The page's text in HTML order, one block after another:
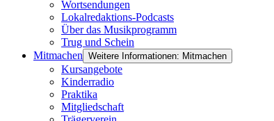
Wortsendungen
Lokalredaktions-Podcasts
Über das Musikprogramm
Trug und Schein
Mitmachen Weitere Informationen: Mitmachen
Kursangebote
Kinderradio
Praktika
Mitgliedschaft